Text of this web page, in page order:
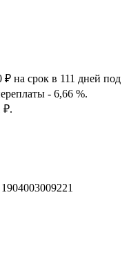
на срок в 111 дней под
- 6,66 %.
₽.